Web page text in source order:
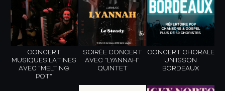
CONCERT
MUSIQUES LATINES
AVEC "MELTING
POT"
SOIRÉE CONCERT
AVEC "LYANNAH"
QUINTET
CONCERT CHORALE
UNIISSON
BORDEAUX